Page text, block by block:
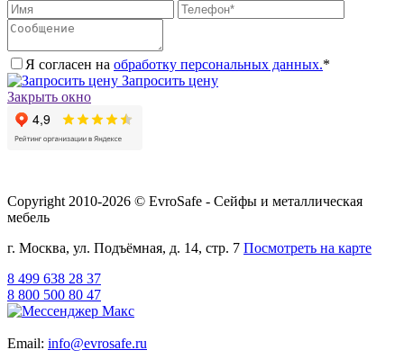
Я согласен на обработку персональных данных.*
Запросить цену
Закрыть окно
Copyright 2010-2026 © EvroSafe - Сейфы и металлическая
мебель
г. Москва, ул. Подъёмная, д. 14, стр. 7 Посмотреть на карте
8 499 638 28 37
8 800 500 80 47
Email: info@evrosafe.ru